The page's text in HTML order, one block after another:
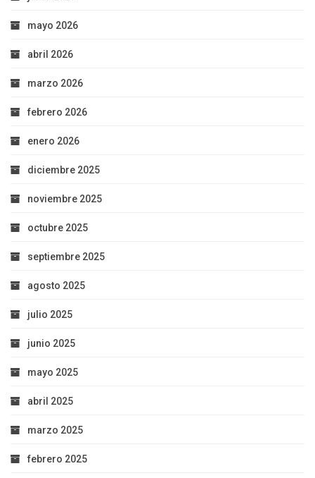
mayo 2026
abril 2026
marzo 2026
febrero 2026
enero 2026
diciembre 2025
noviembre 2025
octubre 2025
septiembre 2025
agosto 2025
julio 2025
junio 2025
mayo 2025
abril 2025
marzo 2025
febrero 2025